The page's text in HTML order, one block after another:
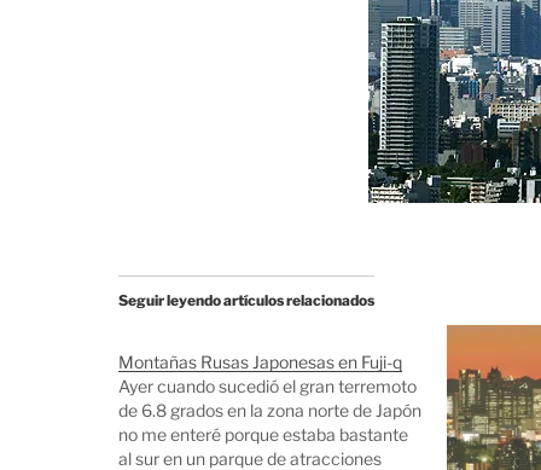
Seguir leyendo artículos relacionados
Montañas Rusas Japonesas en Fuji-q
Ayer cuando sucedió el gran terremoto
de 6.8 grados en la zona norte de Japón
no me enteré porque estaba bastante
al sur en un parque de atracciones